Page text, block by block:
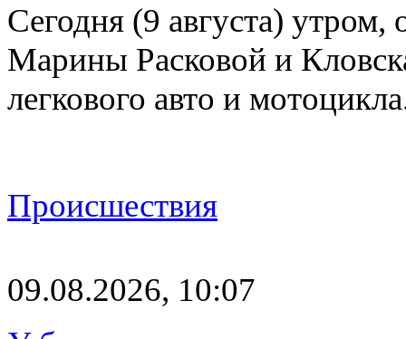
Сегодня (9 августа) утром,
Марины Расковой и
легкового авто и
Происшествия
09.08.2026, 10:07